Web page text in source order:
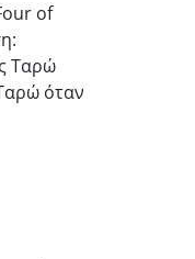
of
Ταρώ
όταν